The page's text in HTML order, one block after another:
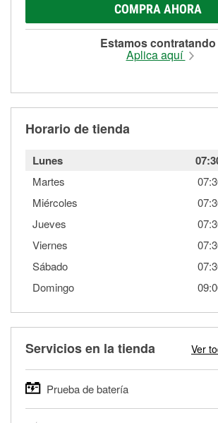
COMPRA AHORA
Estamos contratando
Aplica aquí
Horario de tienda
Lunes
Martes
Miércoles
Jueves
Viernes
Sábado
Domingo
Servicios en la tienda Ver
Prueba de batería